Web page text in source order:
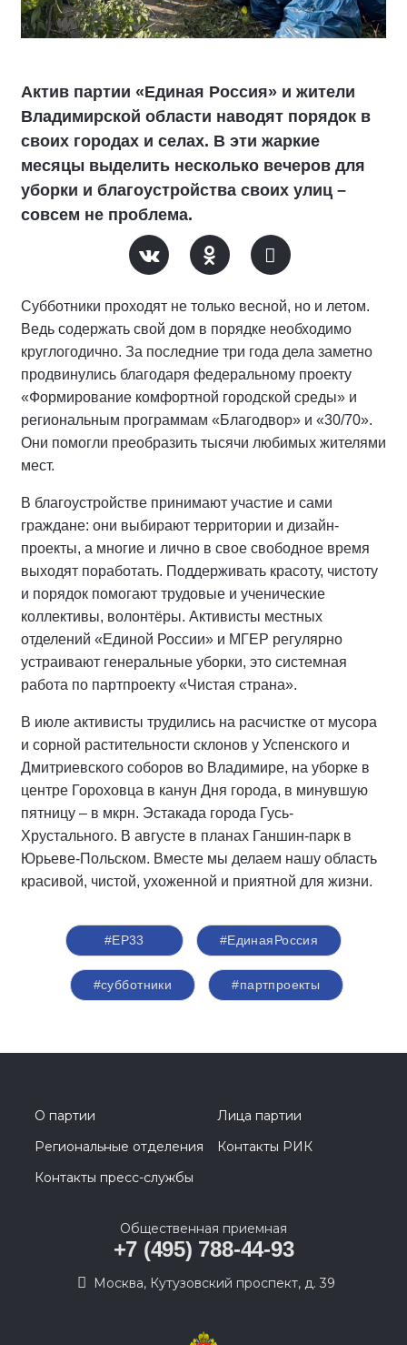
Актив партии «Единая Россия» и жители
Владимирской области наводят порядок в
своих городах и селах. В эти жаркие
месяцы выделить несколько вечеров для
уборки и благоустройства своих улиц –
совсем не проблема.
Субботники проходят не только весной, но и летом.
Ведь содержать свой дом в порядке необходимо
круглогодично. За последние три года дела заметно
продвинулись благодаря федеральному проекту
«Формирование комфортной городской среды» и
региональным программам «Благодвор» и «30/70».
Они помогли преобразить тысячи любимых жителями
мест.
В благоустройстве принимают участие и сами
граждане: они выбирают территории и дизайн-
проекты, а многие и лично в свое свободное время
выходят поработать. Поддерживать красоту, чистоту
и порядок помогают трудовые и ученические
коллективы, волонтёры. Активисты местных
отделений «Единой России» и МГЕР регулярно
устраивают генеральные уборки, это системная
работа по партпроекту «Чистая страна».
В июле активисты трудились на расчистке от мусора
и сорной растительности склонов у Успенского и
Дмитриевского соборов во Владимире, на уборке в
центре Гороховца в канун Дня города, в минувшую
пятницу – в мкрн. Эстакада города Гусь-
Хрустального. В августе в планах Ганшин-парк в
Юрьеве-Польском. Вместе мы делаем нашу область
красивой, чистой, ухоженной и приятной для жизни.
#ЕР33 #‎ЕдинаяРоссия
#субботники #партпроекты
О партии
Лица партии
Региональные отделения
Контакты РИК
Контакты пресс-службы
Общественная приемная
+7 (495) 788-44-93
Москва, Кутузовский проспект, д. 39